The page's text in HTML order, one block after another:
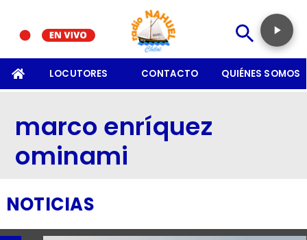
LOCUTORES CONTACTO QUIÉNES SOMOS
marco enríquez
ominami
NOTICIAS